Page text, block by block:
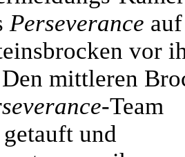
Perseverance auf
vor
mittleren
-Team
und